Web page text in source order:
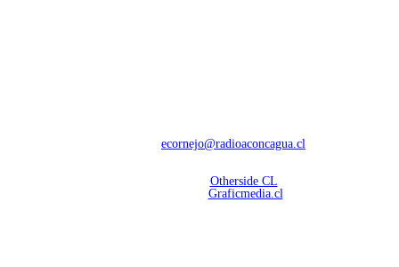
ecornejo@radioaconcagua.cl
Otherside CL
Graficmedia.cl